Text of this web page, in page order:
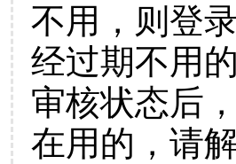
不用，则登
经过期不用
审核状态后
在用的，请